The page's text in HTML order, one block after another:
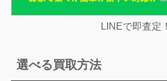
LINEで即査定！
選べる買取方法